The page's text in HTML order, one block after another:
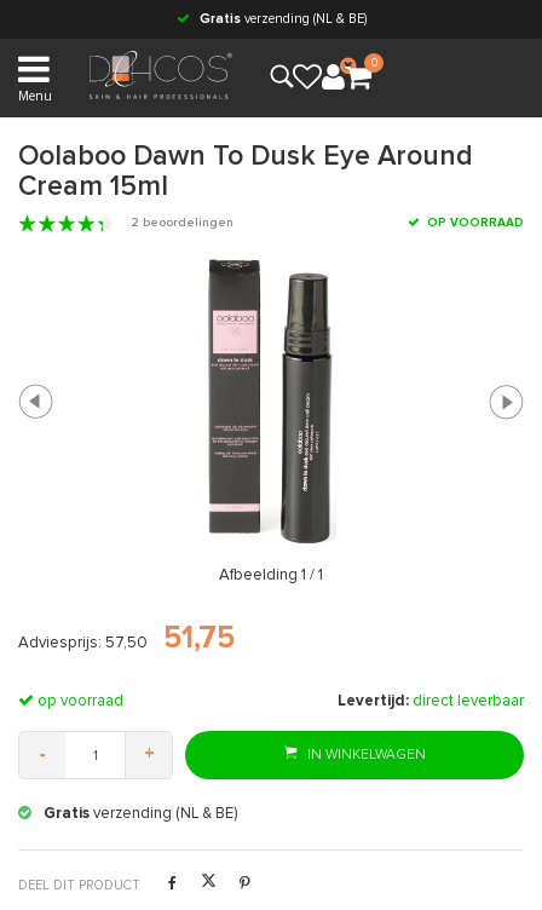
Gratisverzending (NL & BE)
Menu
0
Oolaboo Dawn To Dusk Eye Around
Cream 15ml
2 beoordelingen OP VOORRAAD
Afbeelding 1 / 1
Adviesprijs: 57,50 51,75
op voorraad Levertijd: direct leverbaar
- + IN WINKELWAGEN
Gratis verzending (NL & BE)
DEEL DIT PRODUCT